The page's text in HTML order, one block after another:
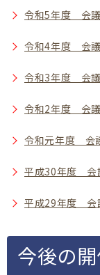
令和5年度 会
令和4年度 会
令和3年度 会
令和2年度 会
令和元年度 会
平成30年度 会
平成29年度 会
今後の